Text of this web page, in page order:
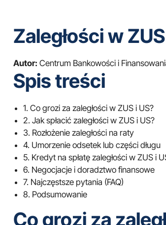
Zaległości w
Autor: Centrum Bankowości i
Spis treści
1. Co grozi za zaległości w ZUS i US?
2. Jak spłacić zaległości w ZUS i US?
3. Rozłożenie zaległości na raty
4. Umorzenie odsetek lub części długu
5. Kredyt na spłatę zaległości w ZUS i
6. Negocjacje i doradztwo finansowe
7. Najczęstsze pytania (FAQ)
8. Podsumowanie
Co grozi za